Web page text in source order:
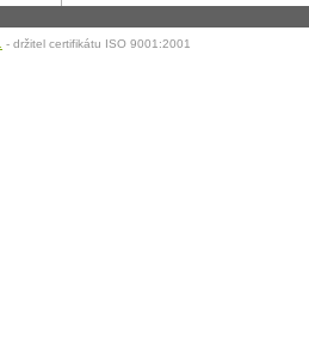
- držitel certifikátu ISO 9001:2001